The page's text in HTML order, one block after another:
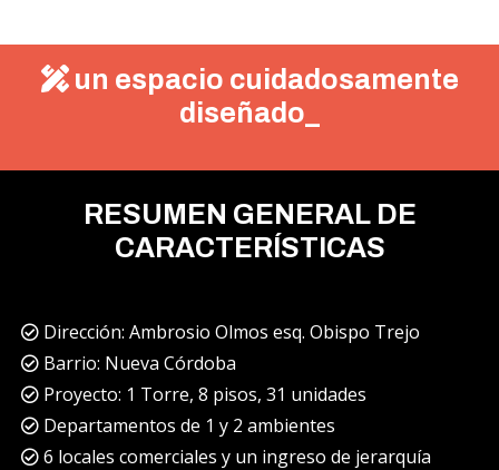
un espacio cuidadosamente
diseñado_
RESUMEN GENERAL DE
CARACTERÍSTICAS
Dirección: Ambrosio Olmos esq. Obispo Trejo
Barrio: Nueva Córdoba
Proyecto: 1 Torre, 8 pisos, 31 unidades
Departamentos de 1 y 2 ambientes
6 locales comerciales y un ingreso de jerarquía